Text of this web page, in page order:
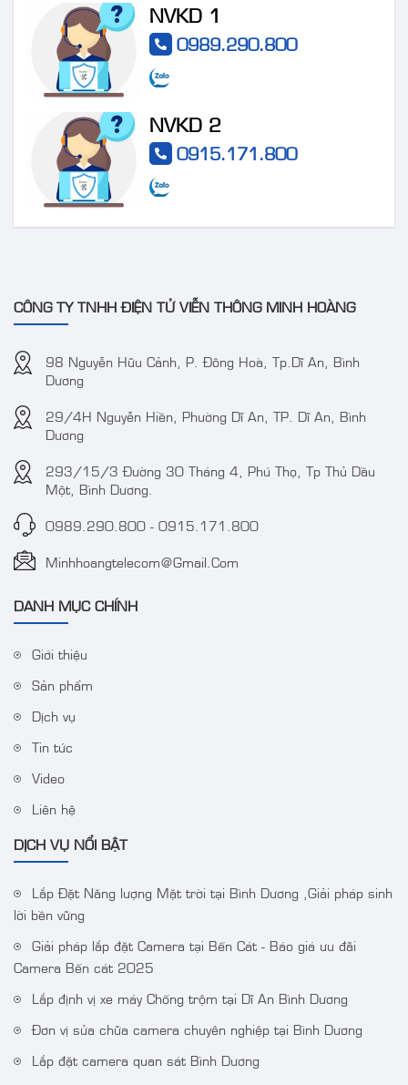
NVKD 1
0989.290.800
NVKD 2
0915.171.800
CÔNG TY TNHH ĐIỆN TỬ VIỄN THÔNG MINH HOÀNG
98 Nguyễn Hữu Cảnh, P. Đông Hoà, Tp.Dĩ An, Bình
Dương
29/4H Nguyễn Hiền, Phường Dĩ An, TP. Dĩ An, Bình
Dương
293/15/3 Đường 30 Tháng 4, Phú Thọ, Tp Thủ Dầu
Một, Bình Dương.
0989.290.800 - 0915.171.800
Minhhoangtelecom@gmail.com
DANH MỤC CHÍNH
Giới thiệu
Sản phẩm
Dịch vụ
Tin tức
Video
Liên hệ
DỊCH VỤ NỔI BẬT
Lắp Đặt Năng lượng Mặt trời tại Bình Dương ,Giải pháp sinh
lời bền vững
Giải pháp lắp đặt Camera tại Bến Cát - Báo giá ưu đãi
Camera Bến cát 2025
Lắp định vị xe máy Chống trộm tại Dĩ An Bình Dương
Đơn vị sửa chữa camera chuyên nghiệp tại Bình Dương
Lắp đặt camera quan sát Bình Dương